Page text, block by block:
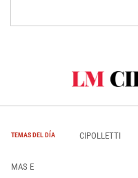
TEMAS DEL DÍA CIPOLLETTI
MAS E